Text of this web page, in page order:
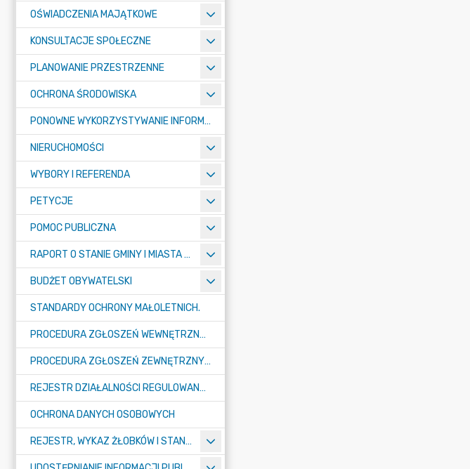
OŚWIADCZENIA MAJĄTKOWE
KONSULTACJE SPOŁECZNE
PLANOWANIE PRZESTRZENNE
OCHRONA ŚRODOWISKA
PONOWNE WYKORZYSTYWANIE INFORMACJI SEKTORA PUBLICZNEGO
NIERUCHOMOŚCI
WYBORY I REFERENDA
PETYCJE
POMOC PUBLICZNA
RAPORT O STANIE GMINY I MIASTA TULISZKÓW
BUDŻET OBYWATELSKI
STANDARDY OCHRONY MAŁOLETNICH.
PROCEDURA ZGŁOSZEŃ WEWNĘTRZNYCH W URZĘDZIE GMINY I MIASTA W TULISZKOWIE
PROCEDURA ZGŁOSZEŃ ZEWNĘTRZNYCH
REJESTR DZIAŁALNOŚCI REGULOWANEJ
OCHRONA DANYCH OSOBOWYCH
REJESTR, WYKAZ ŻŁOBKÓW I STANDARDY OPIEKI NAD DZIEĆMI W WIEKU DO LAT 3